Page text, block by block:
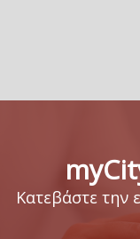
Κατεβάστε την